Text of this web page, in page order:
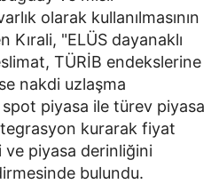
olarak kullanılmasının
"ELÜS dayanaklı
TÜRİB endekslerine
nakdi uzlaşma
spot piyasa ile türev piyasa
kurarak fiyat
piyasa derinliğini
bulundu.